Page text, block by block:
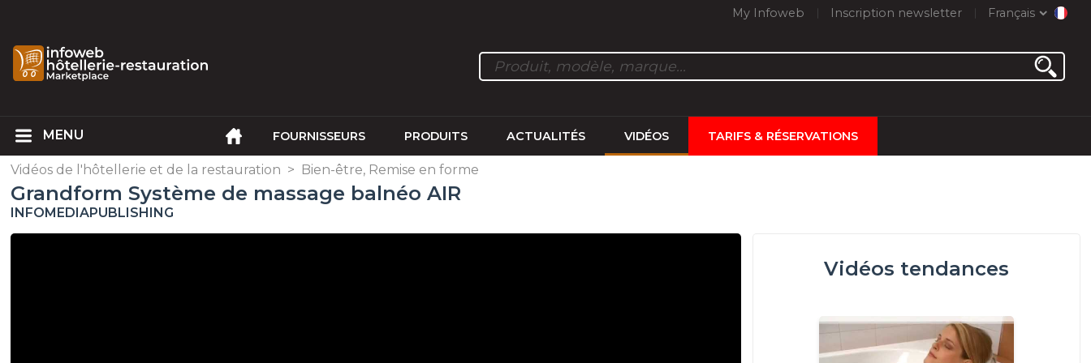
My Infoweb Inscription newsletter Français
FOURNISSEURS PRODUITS ACTUALITÉS VIDÉOS TARIFS & RÉSERVATIONS
Vidéos de l'hôtellerie et de la restauration > Bien-être, Remise en forme
Grandform Système de massage balnéo AIR
INFOMEDIAPUBLISHING
Vidéos tendances